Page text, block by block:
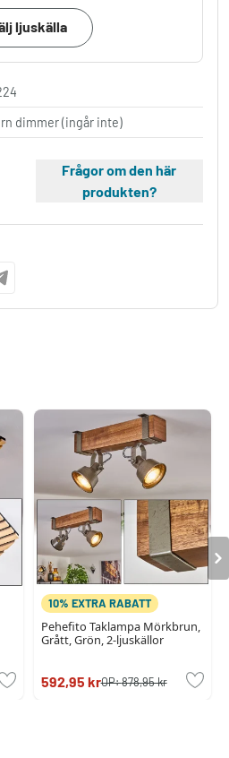
ljuskälla
dimmer (ingår inte)
Frågor om den här
produkten?
10% EXTRA RABATT
Pehefito Taklampa Mörkbrun,
Grått, Grön, 2-ljuskällor
592,95 krOP:878,95 kr